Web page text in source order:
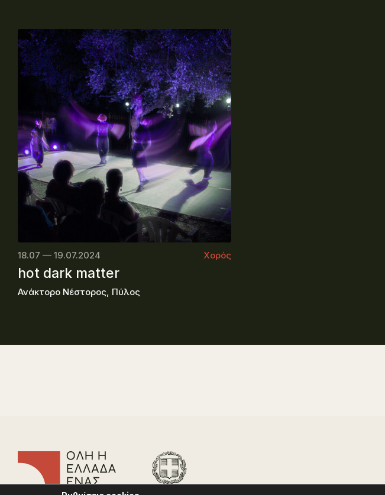
18.07 — 19.07.2024 Χορός
hot dark matter
Ανάκτορο Νέστορος, Πύλος